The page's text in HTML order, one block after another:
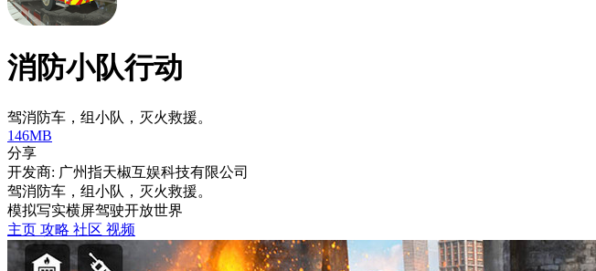
消防小队行动
驾消防车，组小队，灭火救援。
146MB
分享
开发商: 广州指天椒互娱科技有限公司
驾消防车，组小队，灭火救援。
模拟写实横屏驾驶开放世界
主页 攻略 社区 视频